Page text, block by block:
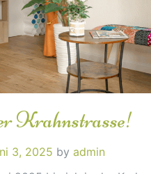
Krahnstrasse!
3, 2025 by admin